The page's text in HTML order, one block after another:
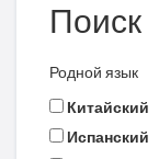
Поиск
Родной язык
Китайский
Испанский